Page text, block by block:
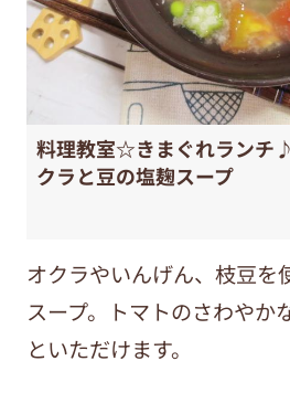
料理教室☆きまぐれランチ
クラと豆の塩麹スープ
オクラやいんげん、枝豆を
スープ。トマトのさわやか
といただけます。